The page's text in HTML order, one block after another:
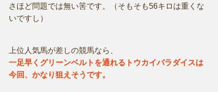
さほど問題では無い筈です。（そもそも56キロは重くな
いですし）
上位人気馬が差しの競馬なら、
一足早くグリーンベルトを通れるトウカイパラダイスは
今回、かなり狙えそうです。